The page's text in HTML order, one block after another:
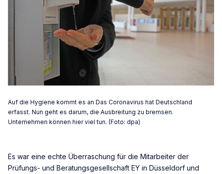
Auf die Hygiene kommt es an Das Coronavirus hat Deutschland
erfasst. Nun geht es darum, die Ausbreitung zu bremsen.
Unternehmen können hier viel tun. (Foto: dpa)
Es war eine echte Überraschung für die Mitarbeiter der
Prüfungs- und Beratungsgesellschaft EY in Düsseldorf und